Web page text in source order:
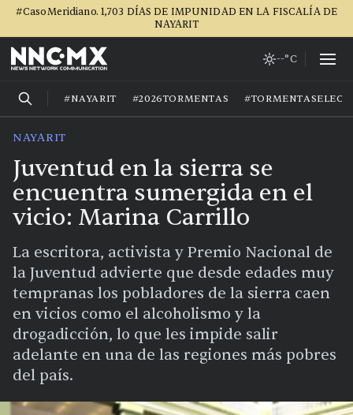
#CasoMeridiano. 1,703 DÍAS DE IMPUNIDAD EN LA FISCALÍA DE
NAYARIT
--°C
#NAYARIT #2026TORMENTAS
NAYARIT
Juventud en la sierra se
encuentra sumergida en el
vicio: Marina Carrillo
La escritora, activista y Premio Nacional de
la Juventud advierte que desde edades muy
tempranas los pobladores de la sierra caen
en vicios como el alcoholismo y la
drogadicción, lo que les impide salir
adelante en una de las regiones más pobres
del país.